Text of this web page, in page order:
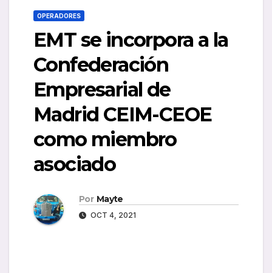
OPERADORES
EMT se incorpora a la
Confederación
Empresarial de
Madrid CEIM-CEOE
como miembro
asociado
Por Mayte
OCT 4, 2021